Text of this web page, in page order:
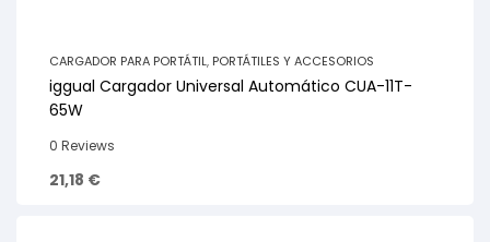
CARGADOR PARA PORTÁTIL, PORTÁTILES Y ACCESORIOS
iggual Cargador Universal Automático CUA-11T-
65W
0 Reviews
21,18 €